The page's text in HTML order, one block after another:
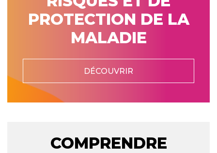
PROTECTION DE LA
MALADIE
DÉCOUVRIR
COMPRENDRE